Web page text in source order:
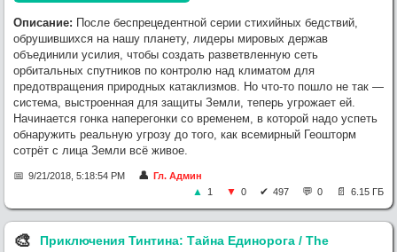
Описание: После беспрецедентной серии стихийных бедствий,
обрушившихся на нашу планету, лидеры мировых держав
объединили усилия, чтобы создать разветвленную сеть
орбитальных спутников по контролю над климатом для
предотвращения природных катаклизмов. Но что-то пошло не так —
система, выстроенная для защиты Земли, теперь угрожает ей.
Начинается гонка наперегонки со временем, в которой надо успеть
обнаружить реальную угрозу до того, как всемирный Геошторм
сотрёт с лица Земли всё живое.
9/21/2018, 5:18:54 PM
Гл. Админ
1
0 497 0 6.15 ГБ
🎨︎
Приключения Тинтина: Тайна Единорога / The